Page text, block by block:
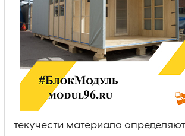
текучести материала определяют